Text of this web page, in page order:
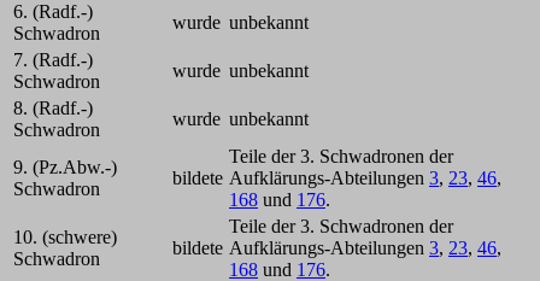
6. (Radf.-)
Schwadron
wurde unbekannt
7. (Radf.-)
Schwadron
wurde unbekannt
8. (Radf.-)
Schwadron
wurde unbekannt
9. (Pz.Abw.-)
Schwadron
bildete
Teile der 3. Schwadronen der
Aufklärungs-Abteilungen 3, 23, 46,
168 und 176.
10. (schwere)
Schwadron
bildete
Teile der 3. Schwadronen der
Aufklärungs-Abteilungen 3, 23, 46,
168 und 176.